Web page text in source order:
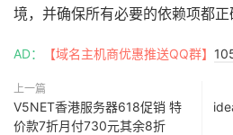
境，并确保所有必要的依赖项都正
AD： 【域名主机商优惠推送QQ群】
上一篇
V5NET香港服务器618促销 特
价款7折月付730元其余8折